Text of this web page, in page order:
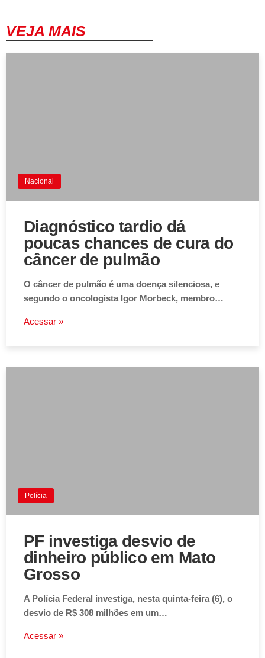
VEJA MAIS
Nacional
Diagnóstico tardio dá
poucas chances de cura do
câncer de pulmão
O câncer de pulmão é uma doença silenciosa, e
segundo o oncologista Igor Morbeck, membro…
Acessar »
Polícia
PF investiga desvio de
dinheiro público em Mato
Grosso
A Polícia Federal investiga, nesta quinta-feira (6), o
desvio de R$ 308 milhões em um…
Acessar »